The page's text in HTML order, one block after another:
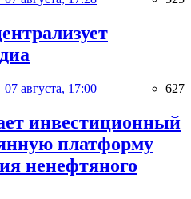
07 августа, 17:00 627
инвестиционный
платформу
ненефтяного